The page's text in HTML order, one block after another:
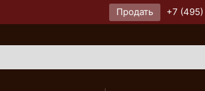
Продать +7 (495)